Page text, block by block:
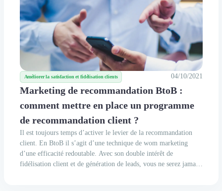
Améliorer la satisfaction et fidélisation clients 04/10/2021
Marketing de recommandation BtoB :
comment mettre en place un programme
de recommandation client ?
Il est toujours temps d’activer le levier de la recommandation
client. En BtoB il s’agit d’une technique de wom marketing
d’une efficacité redoutable. Avec son double intérêt de
fidélisation client et de génération de leads, vous ne serez jamais